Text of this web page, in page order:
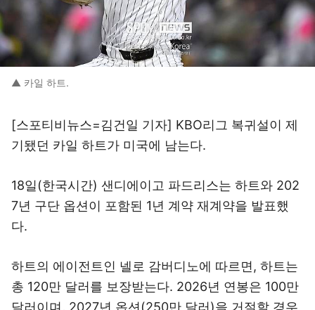
▲ 카일 하트.
[스포티비뉴스=김건일 기자] KBO리그 복귀설이 제
기됐던 카일 하트가 미국에 남는다.
18일(한국시간) 샌디에이고 파드리스는 하트와 202
7년 구단 옵션이 포함된 1년 계약 재계약을 발표했
다.
하트의 에이전트인 넬로 감버디노에 따르면, 하트는
총 120만 달러를 보장받는다. 2026년 연봉은 100만
달러이며, 2027년 옵션(250만 달러)을 거절할 경우